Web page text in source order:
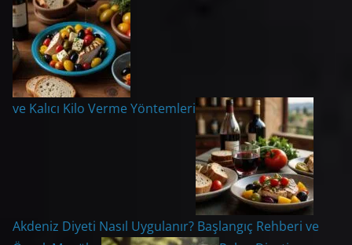
ve Kalıcı Kilo Verme Yöntemleri
Akdeniz Diyeti Nasıl Uygulanır? Başlangıç Rehberi ve